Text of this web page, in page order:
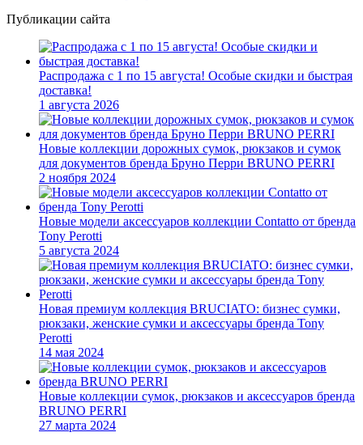
Публикации сайта
Распродажа с 1 по 15 августа! Особые скидки и быстрая
доставка!
1 августа 2026
Новые коллекции дорожных сумок, рюкзаков и сумок
для документов бренда Бруно Перри BRUNO PERRI
2 ноября 2024
Новые модели аксессуаров коллекции Contatto от бренда
Tony Perotti
5 августа 2024
Новая премиум коллекция BRUCIATO: бизнес сумки,
рюкзаки, женские сумки и аксессуары бренда Tony
Perotti
14 мая 2024
Новые коллекции сумок, рюкзаков и аксессуаров бренда
BRUNO PERRI
27 марта 2024